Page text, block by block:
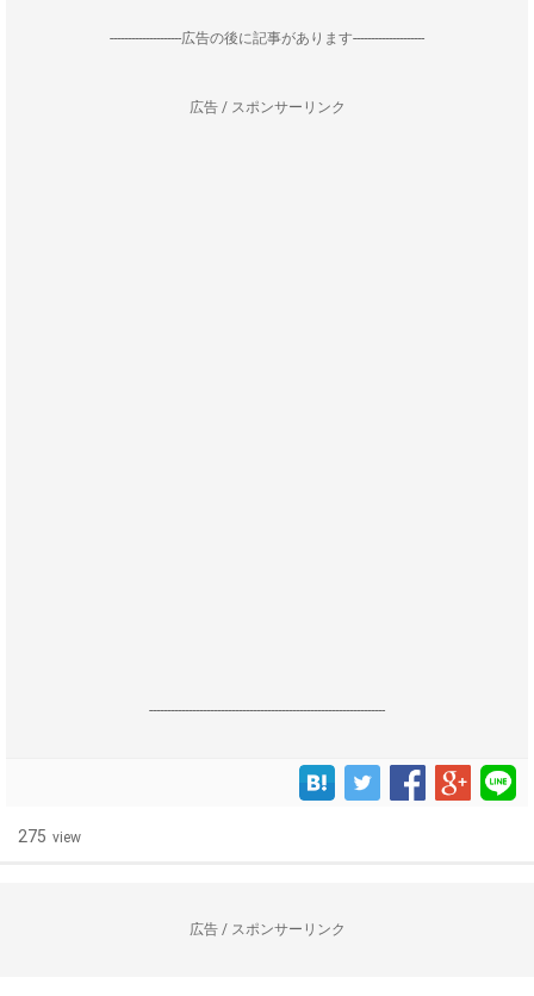
--------------------広告の後に記事があります--------------------
広告 / スポンサーリンク
------------------------------------------------------------------
275 view
広告 / スポンサーリンク